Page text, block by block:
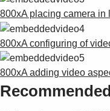
800xA placing camera in
800xA configuring of
800xA adding video